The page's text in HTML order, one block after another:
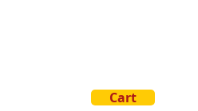
Cart